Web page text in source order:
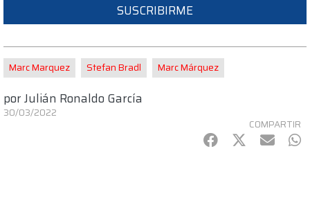
SUSCRIBIRME
Marc Marquez Stefan Bradl Marc Márquez
porJulián Ronaldo García
30/03/2022
COMPARTIR
Facebook
Twitter
mail